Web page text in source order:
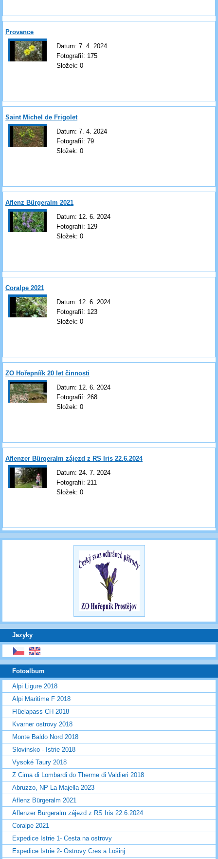
Provance
Datum: 7. 4. 2024
Fotografií: 175
Složek: 0
Saint Michel de Frigolet
Datum: 7. 4. 2024
Fotografií: 79
Složek: 0
Aflenz Bürgeralm 2021
Datum: 12. 6. 2024
Fotografií: 129
Složek: 0
Coralpe 2021
Datum: 12. 6. 2024
Fotografií: 123
Složek: 0
ZO Hořepníík 20 let činnosti
Datum: 12. 6. 2024
Fotografií: 268
Složek: 0
Aflenzer Bürgeralm zájezd z RS Iris 22.6.2024
Datum: 24. 7. 2024
Fotografií: 211
Složek: 0
Jazyky
Fotoalbum
Alpi Ligure 2018
Alpi Maritime F 2018
Flüelapass CH 2018
Kvarner ostrovy 2018
Monte Baldo Nord 2018
Slovinsko - Istrie 2018
Vysoké Taury 2018
Z Cima di Lombardi do Therme di Valdieri 2018
Abruzzo, NP La Majella 2023
Aflenz Bürgeralm 2021
Aflenzer Bürgeralm zájezd z RS Iris 22.6.2024
Coralpe 2021
Expedice Istrie 1- Cesta na ostrovy
Expedice Istrie 2- Ostrovy Cres a Lošinj